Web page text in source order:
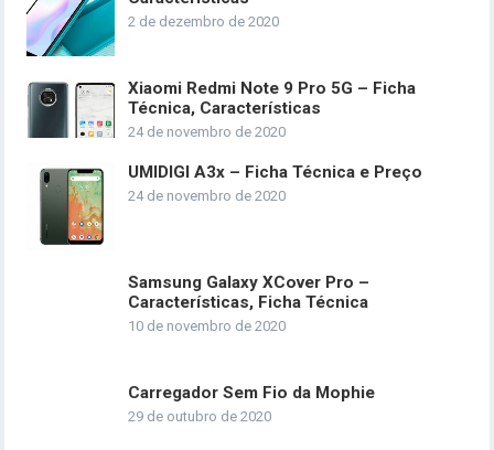
2 de dezembro de 2020
Xiaomi Redmi Note 9 Pro 5G – Ficha
Técnica, Características
24 de novembro de 2020
UMIDIGI A3x – Ficha Técnica e Preço
24 de novembro de 2020
Samsung Galaxy XCover Pro –
Características, Ficha Técnica
10 de novembro de 2020
Carregador Sem Fio da Mophie
29 de outubro de 2020